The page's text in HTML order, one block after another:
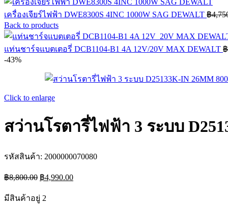
เครื่องเจียร์ไฟฟ้า DWE8300S 4INC 1000W SAG DEWALT ฿
Back to products
แท่นชาร์จแบตเตอรี่ DCB1104-B1 4A 12V/20V MAX DEWALT ฿
-43%
Click to enlarge
สว่านโรตารี่ไฟฟ้า 3 ระบบ
รหัสสินค้า: 2000000070080
฿8,800.00 Original
price
was:
฿8,800.00.
฿4,990.00Current
price
มีสินค้าอยู่ 2